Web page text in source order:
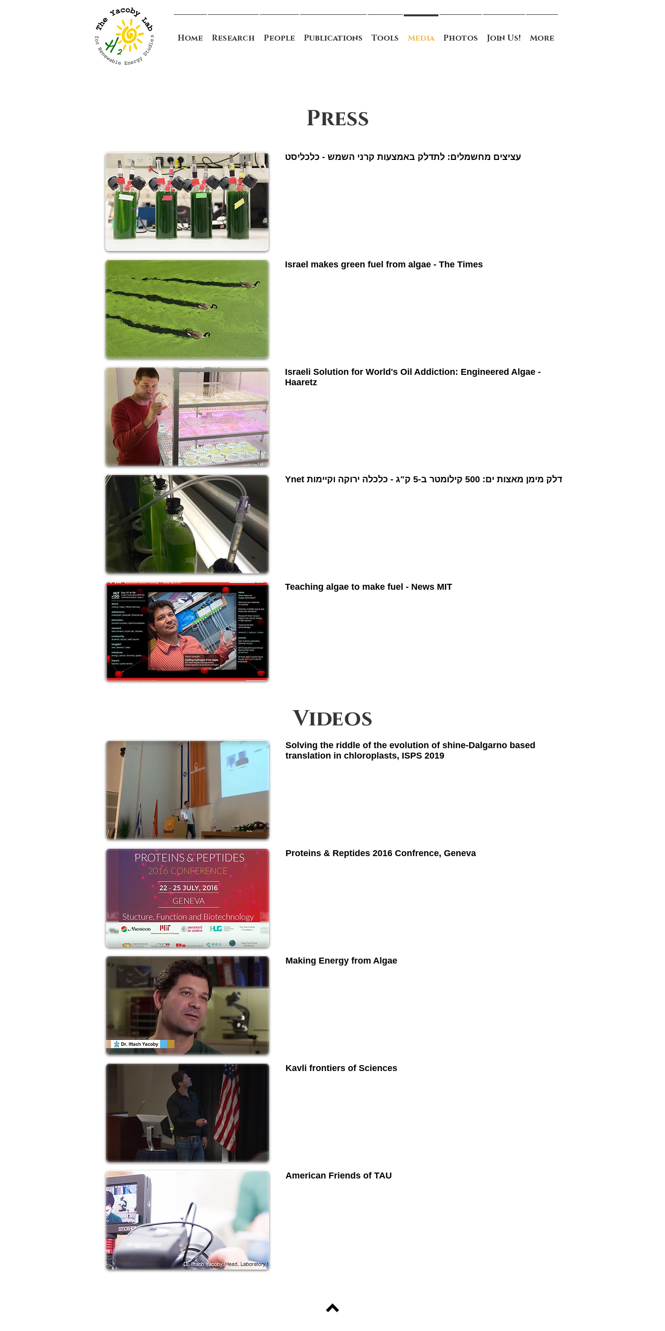
Home Research People Publications Tools Media Photos Join Us! More
Press
עציצים מחשמלים: לתדלק באמצעות קרני השמש - כלכליסט
Israel makes green fuel from algae - The Times
Israeli Solution for World's Oil Addiction: Engineered Algae -
Haaretz
Ynet דלק מימן מאצות ים: 500 קילומטר ב-5 ק"ג - כלכלה ירוקה וקיימות
Teaching algae to make fuel - News MIT
Videos
Solving the riddle of the evolution of shine-Dalgarno based
translation in chloroplasts, ISPS 2019
Proteins & Reptides 2016 Confrence, Geneva
Making Energy from Algae
Kavli frontiers of Sciences
American Friends of TAU